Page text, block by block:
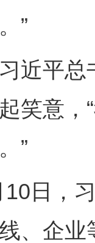
”
平总
笑意，
”
日，习
、企